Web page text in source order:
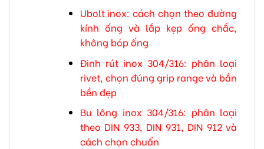
Ubolt inox: cách chọn theo đường
kính ống và lắp kẹp ống chắc,
không bóp ống
Đinh rút inox 304/316: phân loại
rivet, chọn đúng grip range và bắn
bền đẹp
Bu lông inox 304/316: phân loại
theo DIN 933, DIN 931, DIN 912 và
cách chọn chuẩn